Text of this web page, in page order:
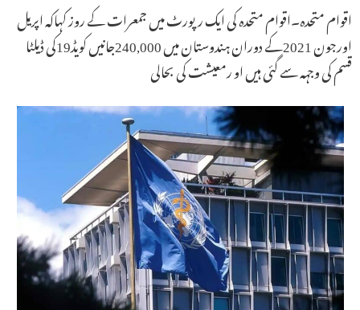
اقوام متحدہ۔اقوام متحدہ کی ایک رپورٹ میں جمعرات کے روز کہاکہ اپریل
اورجون 2021کے دوران ہندوستان میں 240,000جانیں کویڈ19کی ڈیلٹا
قسم کی وجہہ سے گئی ہیں او رمعیشت کی بحالی